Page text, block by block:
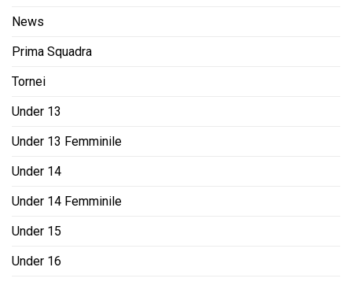
News
Prima Squadra
Tornei
Under 13
Under 13 Femminile
Under 14
Under 14 Femminile
Under 15
Under 16